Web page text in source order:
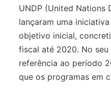
UNDP (United Nations
lançaram uma
objetivo inicial,
fiscal até 2020. No
referência ao período
que os programas em